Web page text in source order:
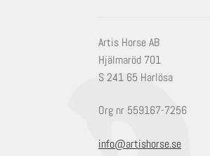
Artis Horse AB
Hjälmaröd 701
S 241 65 Harlösa
Org nr 559167-7256
info@artishorse.se